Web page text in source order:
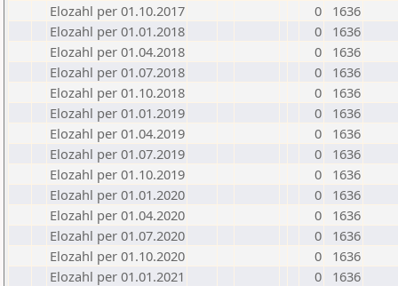
Elozahl per 01.10.2017
0
1636
Elozahl per 01.01.2018
0
1636
Elozahl per 01.04.2018
0
1636
Elozahl per 01.07.2018
0
1636
Elozahl per 01.10.2018
0
1636
Elozahl per 01.01.2019
0
1636
Elozahl per 01.04.2019
0
1636
Elozahl per 01.07.2019
0
1636
Elozahl per 01.10.2019
0
1636
Elozahl per 01.01.2020
0
1636
Elozahl per 01.04.2020
0
1636
Elozahl per 01.07.2020
0
1636
Elozahl per 01.10.2020
0
1636
Elozahl per 01.01.2021
0
1636